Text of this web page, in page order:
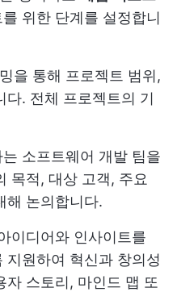
위한 단계를 설정합니
을 통해 프로젝트 범위,
다. 전체 프로젝트의 기
소프트웨어 개발 팀을
목적, 대상 고객, 주요
해 논의합니다.
이디어와 인사이트를
지원하여 혁신과 창의성
자 스토리, 마인드 맵 또